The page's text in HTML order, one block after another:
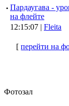
· Пардаугава -
на флейте
12:15:07 | Fleita
[перейти на
Фотозал